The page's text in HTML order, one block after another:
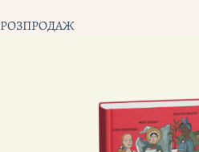
РОЗПРОДАЖ